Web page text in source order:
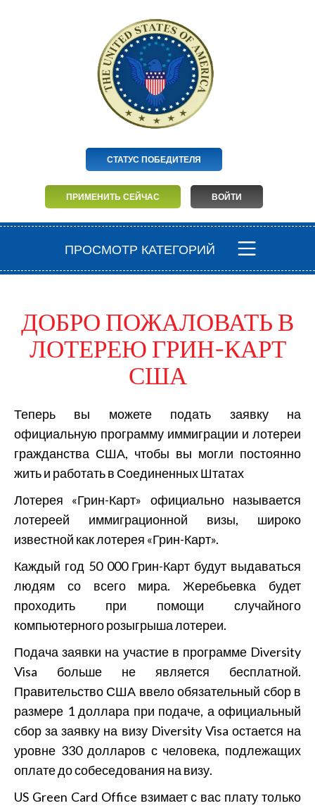
СТАТУС ПОБЕДИТЕЛЯ
ПРИМЕНИТЬ СЕЙЧАС ВОЙТИ
ПРОСМОТР КАТЕГОРИЙ
ДОБРО ПОЖАЛОВАТЬ В
ЛОТЕРЕЮ ГРИН-КАРТ
США
Теперь вы можете подать заявку на
официальную программу иммиграции и лотереи
гражданства США, чтобы вы могли постоянно
жить и работать в Соединенных Штатах
Лотерея «Грин-Карт» официально называется
лотереей иммиграционной визы, широко
известной как лотерея «Грин-Карт».
Каждый год 50 000 Грин-Карт будут выдаваться
людям со всего мира. Жеребьевка будет
проходить при помощи случайного
компьютерного розыгрыша лотереи.
Подача заявки на участие в программе Diversity
Visa больше не является бесплатной.
Правительство США ввело обязательный сбор в
размере 1 доллара при подаче, а официальный
сбор за заявку на визу Diversity Visa остается на
уровне 330 долларов с человека, подлежащих
оплате до собеседования на визу.
US Green Card Office взимает с вас плату только